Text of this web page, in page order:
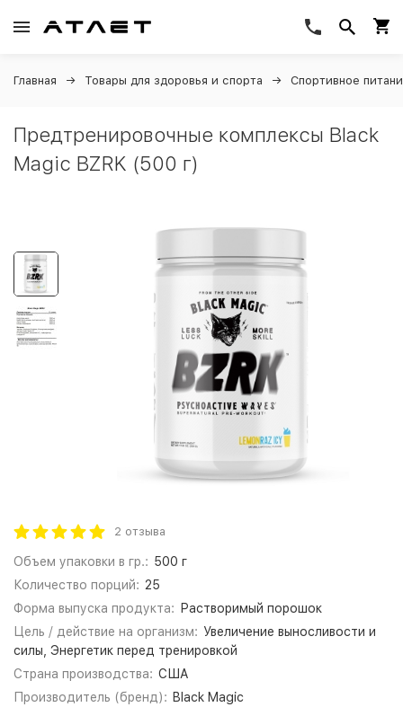
Главная Товары для здоровья и спорта Спортивное
Предтренировочные комплексы Black
Magic BZRK (500 г)
2 отзыва
Объем упаковки в гр.: 500 г
Количество порций: 25
Форма выпуска продукта:
Растворимый порошок
Цель / действие на организм: Увеличение выносливости и
силы, Энергетик перед тренировкой
Страна производства: США
Производитель (бренд): Black Magic